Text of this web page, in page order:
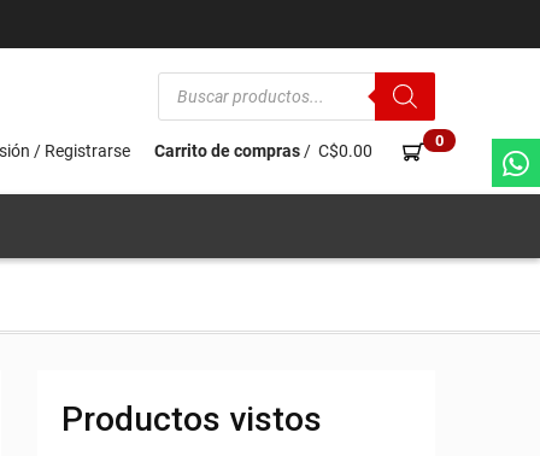
Búsqueda
de
productos
/ Registrarse Carrito de compras / C$0.00
0
Productos vistos